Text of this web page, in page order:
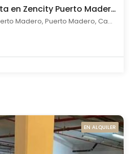
Cochera cubierta en Zencity Puerto Madero en Venta
Cochera Zencity Puerto Madero, Puerto Madero, Capital Federal
EN ALQUILER